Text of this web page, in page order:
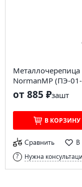
NormanMP (ПЭ-
от 885 ₽зашт
В КОРЗИНУ
Сравнить В
Нужна